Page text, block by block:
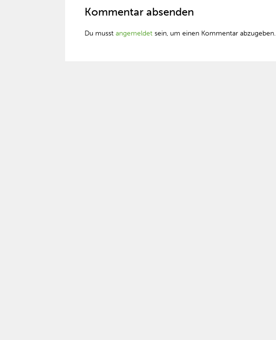
Kommentar absenden
Du musstangemeldet sein, um einen Kommentar abzugeben.